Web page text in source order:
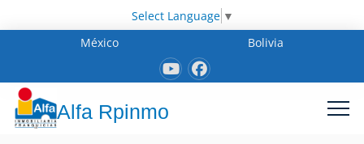
Select Language ▼
México
Bolivia
Alfa Rpinmo